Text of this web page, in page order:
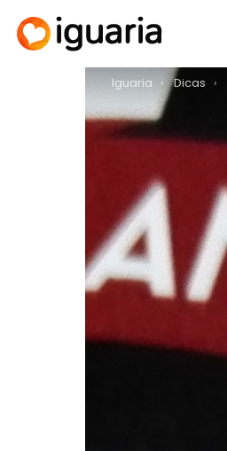
You are here:
Iguaria Dicas